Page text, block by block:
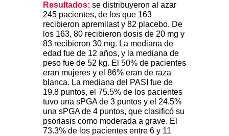
Resultados: se distribuyeron al azar
245 pacientes, de los que 163
recibieron apremilast y 82 placebo. De
los 163, 80 recibieron dosis de 20 mg y
83 recibieron 30 mg. La mediana de
edad fue de 12 años, y la mediana de
peso fue de 52 kg. El 50% de pacientes
eran mujeres y el 86% eran de raza
blanca. La mediana del PASI fue de
19.8 puntos, el 75.5% de los pacientes
tuvo una sPGA de 3 puntos y el 24.5%
una sPGA de 4 puntos, que clasificó su
psoriasis como moderada a grave. El
73.3% de los pacientes entre 6 y 11